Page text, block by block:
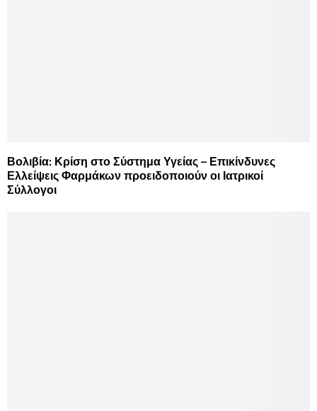
Βολιβία: Κρίση στο Σύστημα Υγείας – Επικίνδυνες
Ελλείψεις Φαρμάκων προειδοποιούν οι Ιατρικοί
Σύλλογοι